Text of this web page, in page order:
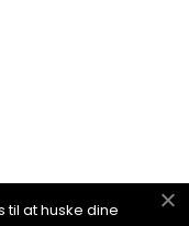
til at huske dine